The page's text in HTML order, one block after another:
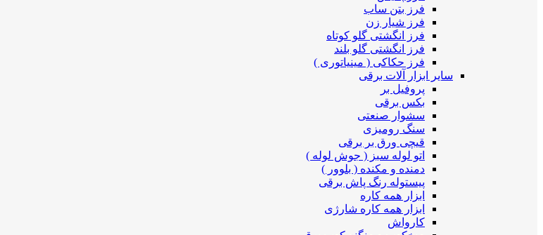
فرز بتن ساب
فرز شیار زن
فرز انگشتی گلو کوتاه
فرز انگشتی گلو بلند
فرز حکاکی ( مینیاتوری )
سایر ابزار آلات برقی
پروفیل بر
بکس برقی
سشوار صنعتی
سنگ رومیزی
قیچی ورق بر برقی
اتو لوله سبز ( جوش لوله )
دمنده و مکنده ( بلوور )
پیستوله رنگ پاش برقی
ابزار همه کاره
ابزار همه کاره شارژی
کارواش